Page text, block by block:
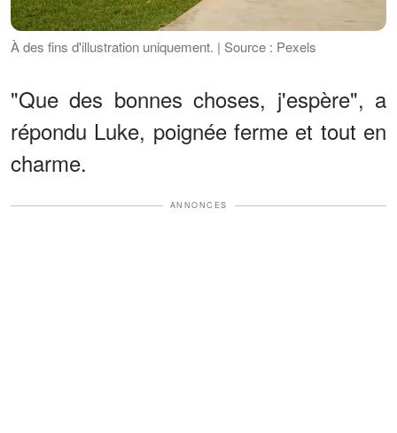
À des fins d'illustration uniquement. | Source : Pexels
"Que des bonnes choses, j'espère", a
répondu Luke, poignée ferme et tout en
charme.
ANNONCES